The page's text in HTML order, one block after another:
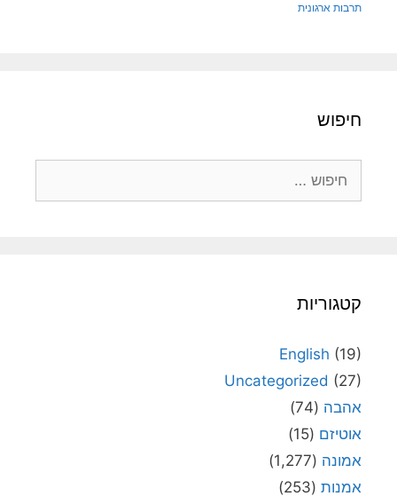
תרבות ארגונית
חיפוש
קטגוריות
English (19)
Uncategorized (27)
אהבה (74)
אוטיזם (15)
אמונה (1,277)
אמנות (253)